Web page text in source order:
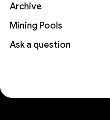
Archive
Mining Pools
Ask a question